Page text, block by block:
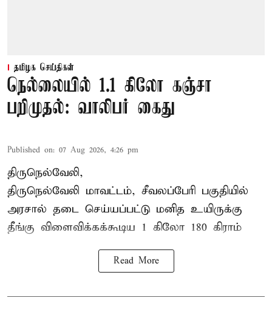
தமிழக செய்திகள்
நெல்லையில் 1.1 கிலோ கஞ்சா
பறிமுதல்: வாலிபர் கைது
Published on: 07 Aug 2026, 4:26 pm
திருநெல்வேலி,
திருநெல்வேலி மாவட்டம், சீவலப்பேரி பகுதியில்
அரசால் தடை செய்யப்பட்டு மனித உயிருக்கு
தீங்கு விளைவிக்கக்கூடிய 1 கிலோ 180 கிராம்
Read More